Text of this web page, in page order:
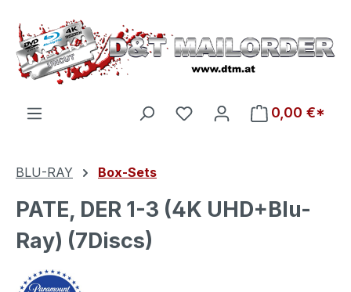
Zum Hauptinhalt springen
Du hast 0 Produkte auf
0,00 €*
BLU-RAY Box-Sets
PATE, DER 1-3 (4K UHD+Blu-
Ray) (7Discs)